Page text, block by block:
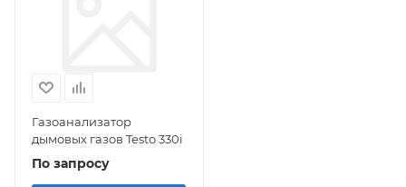
Газоанализатор
дымовых газов Testo 330i
По запросу